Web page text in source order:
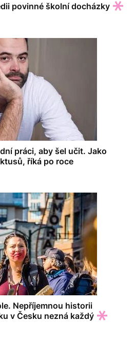
povinné školní docházky
práci, aby šel učit. Jako
říká po roce
Nepříjemnou historii
v Česku nezná každý